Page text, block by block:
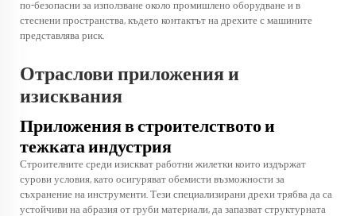
по-безопасни за използване около промишлено оборудване и в
стеснени пространства, където контактът на дрехите с машините
представлява риск.
Отраслови приложения и
изисквания
Приложения в строителството и
тежката индустрия
Строителните среди изискват работни жилетки които издържат
сурови условия, като осигуряват обемисти възможности за
съхранение на инструменти. Тези специализирани дрехи трябва да са
устойчиви на абразия от груби материали, да запазват структурната